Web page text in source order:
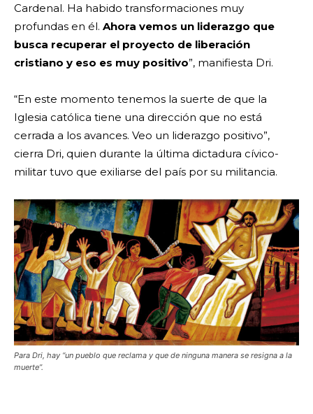
Cardenal. Ha habido transformaciones muy
profundas en él. Ahora vemos un liderazgo que
busca recuperar el proyecto de liberación
cristiano y eso es muy positivo”, manifiesta Dri.
“En este momento tenemos la suerte de que la
Iglesia católica tiene una dirección que no está
cerrada a los avances. Veo un liderazgo positivo”,
cierra Dri, quien durante la última dictadura cívico-
militar tuvo que exiliarse del país por su militancia.
Para Dri, hay “un pueblo que reclama y que de ninguna manera se resigna a la
muerte”.